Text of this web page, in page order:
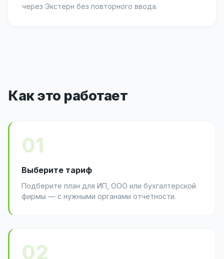
через Экстерн без повторного ввода.
Как это работает
01
Выберите тариф
Подберите план для ИП, ООО или бухгалтерской
фирмы — с нужными органами отчётности.
02